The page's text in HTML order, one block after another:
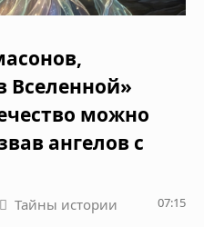
Вселенной»
можно
ангелов с
Тайны истории 07:15